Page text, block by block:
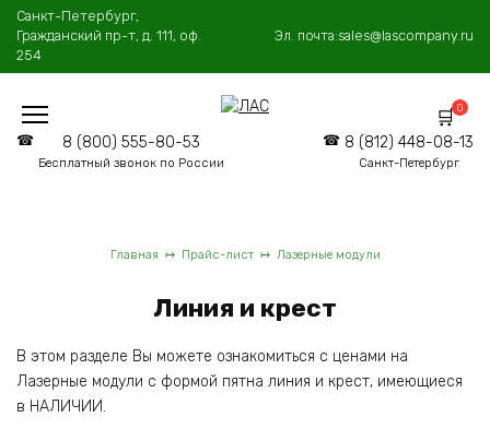
Перейти
содержанию
Санкт-Петербург,
Гражданский пр-т, д. 111, оф.
254
Эл. почта:sales@lascompany.ru
8 (800) 555-80-53
Бесплатный звонок по России
8 (812) 448-08-13
Санкт-Петербург
0
Главная Прайс-лист Лазерные модули
Линия и крест
В этом разделе Вы можете ознакомиться с ценами на
Лазерные модули с формой пятна линия и крест, имеющиеся
в НАЛИЧИИ.